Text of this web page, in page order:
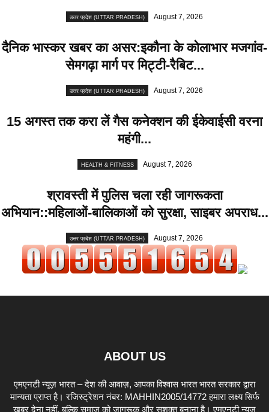
उत्तर प्रदेश (UTTAR PRADESH) August 7, 2026
दैनिक भास्कर खबर का असर:इकौना के कोलाभार मजगांव-
सेमगढ़ा मार्ग पर मिट्टी-रैबिट...
उत्तर प्रदेश (UTTAR PRADESH) August 7, 2026
15 अगस्त तक करा लें गैस कनेक्शन की ईकेवाईसी वरना
महंगी...
HEALTH & FITNESS August 7, 2026
श्रावस्ती में पुलिस चला रही जागरूकता
अभियान::महिलाओं-बालिकाओं को सुरक्षा, साइबर अपराध...
उत्तर प्रदेश (UTTAR PRADESH) August 7, 2026
ABOUT US
एमएनटी न्यूज़ भारत – देश की आवाज़, आपका विश्वास भारत भारत सरकार द्वारा
मान्यता प्राप्त है। रजिस्ट्रेशन नंबर: MAHHIN2005/14772 हमारा लक्ष्य सिर्फ
खबर देना नहीं, बल्कि समाज को जागरूक और सशक्त बनाना है। एमएनटी न्यूज़